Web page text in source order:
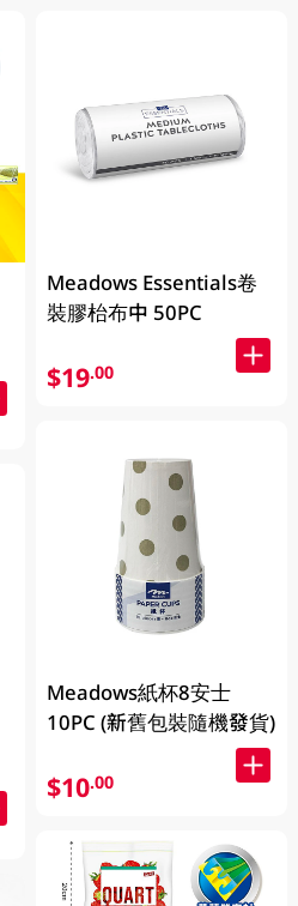
Meadows Essentials卷
裝膠枱布中 50PC
$19.00
Meadows紙杯8安士
10PC (新舊包裝隨機發貨)
$10.00